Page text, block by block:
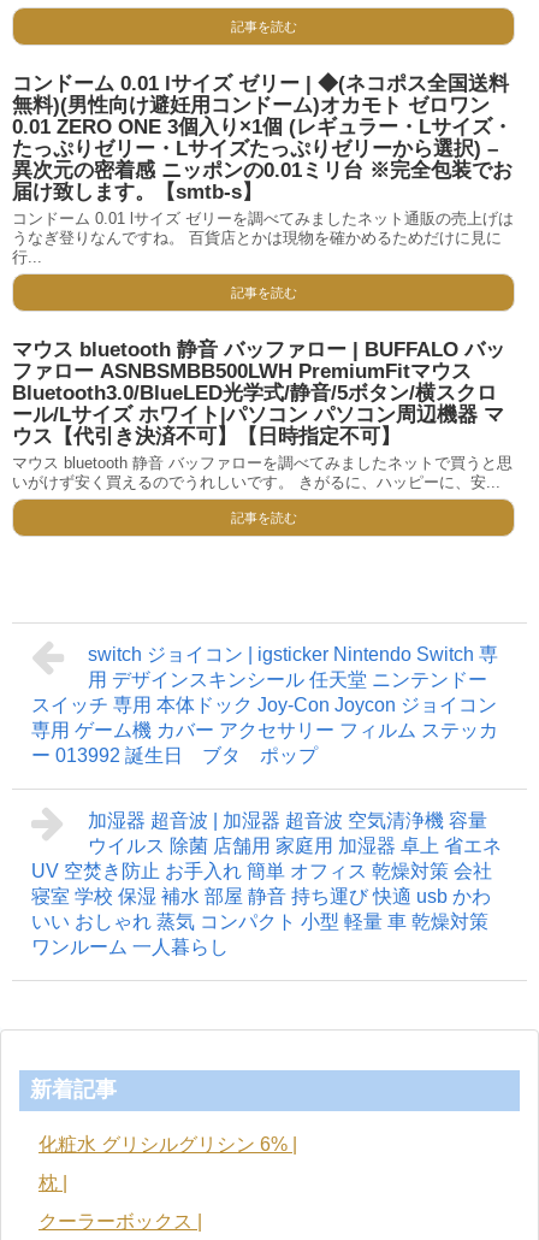
記事を読む
コンドーム 0.01 lサイズ ゼリー | ◆(ネコポス全国送料
無料)(男性向け避妊用コンドーム)オカモト ゼロワン
0.01 ZERO ONE 3個入り×1個 (レギュラー・Lサイズ・
たっぷりゼリー・Lサイズたっぷりゼリーから選択) –
異次元の密着感 ニッポンの0.01ミリ台 ※完全包装でお
届け致します。【smtb-s】
コンドーム 0.01 lサイズ ゼリーを調べてみましたネット通販の売上げは
うなぎ登りなんですね。 百貨店とかは現物を確かめるためだけに見に
行...
記事を読む
マウス bluetooth 静音 バッファロー | BUFFALO バッ
ファロー ASNBSMBB500LWH PremiumFitマウス
Bluetooth3.0/BlueLED光学式/静音/5ボタン/横スクロ
ール/Lサイズ ホワイト|パソコン パソコン周辺機器 マ
ウス【代引き決済不可】【日時指定不可】
マウス bluetooth 静音 バッファローを調べてみましたネットで買うと思
いがけず安く買えるのでうれしいです。 きがるに、ハッピーに、安...
記事を読む
switch ジョイコン | igsticker Nintendo Switch 専
用 デザインスキンシール 任天堂 ニンテンドー
スイッチ 専用 本体ドック Joy-Con Joycon ジョイコン
専用 ゲーム機 カバー アクセサリー フィルム ステッカ
ー 013992 誕生日 ブタ ポップ
加湿器 超音波 | 加湿器 超音波 空気清浄機 容量
ウイルス 除菌 店舗用 家庭用 加湿器 卓上 省エネ
UV 空焚き防止 お手入れ 簡単 オフィス 乾燥対策 会社
寝室 学校 保湿 補水 部屋 静音 持ち運び 快適 usb かわ
いい おしゃれ 蒸気 コンパクト 小型 軽量 車 乾燥対策
ワンルーム 一人暮らし
新着記事
化粧水 グリシルグリシン 6% |
枕 |
クーラーボックス |